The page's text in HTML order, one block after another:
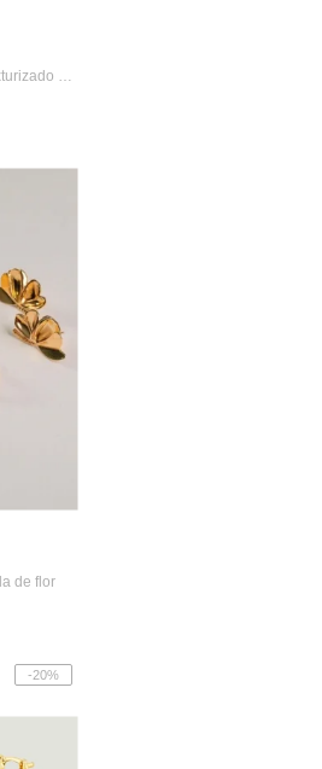
Brinco com Cristal Oval Texturizado Mars...
de flor
-20%